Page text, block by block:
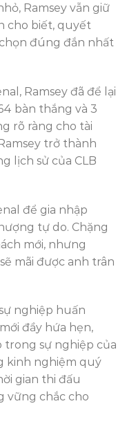
Ramsey vẫn giữ
cho biết, quyết
đúng đắn nhất
Ramsey đã để lại
bàn thắng và 3
rõ ràng cho tài
trở thành
lịch sử của CLB
để gia nhập
tự do. Chặng
mới, nhưng
mãi được anh trân
nghiệp huấn
đầy hứa hẹn,
sự nghiệp của
kinh nghiệm quý
gian thi đấu
vững chắc cho